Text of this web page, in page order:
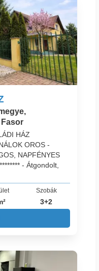
Fasor
HÁZ
OROS -
NAPFÉNYES
- Átgondolt,
Szobák
3+2